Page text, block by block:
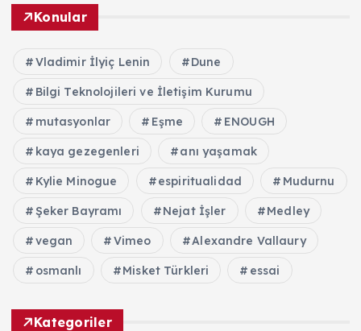
Konular
Vladimir İlyiç Lenin Dune
Bilgi Teknolojileri ve İletişim Kurumu
mutasyonlar Eşme ENOUGH
kaya gezegenleri anı yaşamak
Kylie Minogue espiritualidad Mudurnu
Şeker Bayramı Nejat İşler Medley
vegan Vimeo Alexandre Vallaury
osmanlı Misket Türkleri essai
Kategoriler